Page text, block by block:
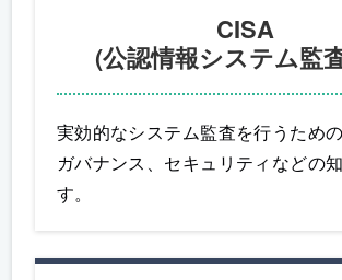
CISA
(公認情報システム監
実効的なシステム監査を行うための
ガバナンス、セキュリティなどの
す。